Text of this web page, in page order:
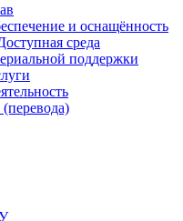
и оснащённость
среда
поддержки